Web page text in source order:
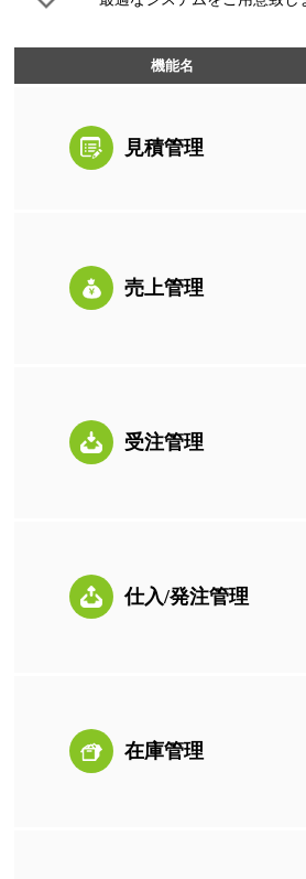
機能名
見積管理
売上管理
受注管理
仕入/発注管理
在庫管理